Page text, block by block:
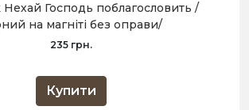
Господь поблагословить /
на магніті без оправи/
235 грн.
Купити